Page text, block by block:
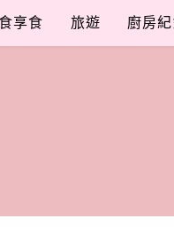
享食 旅遊 廚房